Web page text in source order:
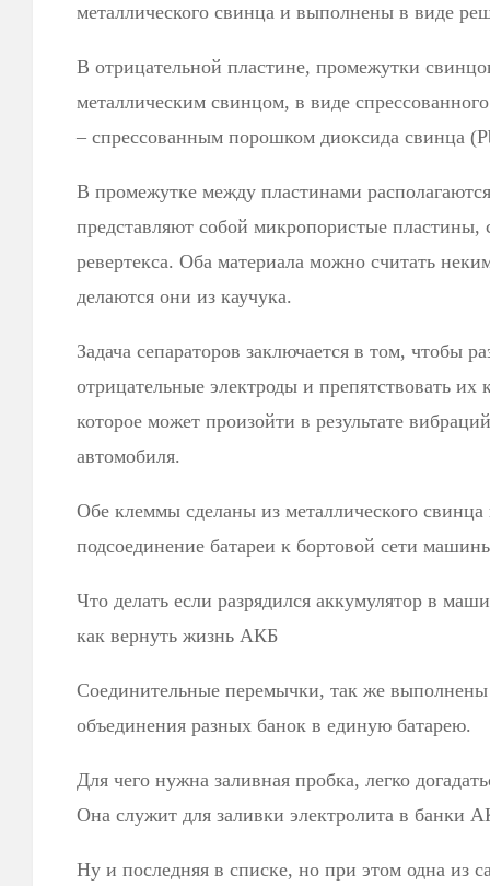
металлического свинца и выполнены в виде
В отрицательной пластине, промежутки
металлическим свинцом, в виде
– спрессованным порошком диоксида свинца
В промежутке между пластинами
представляют собой микропористые пластины,
ревертекса. Оба материала можно считать
делаются они из каучука.
Задача сепараторов заключается в том, чтобы
отрицательные электроды и препятствовать
которое может произойти в результате
автомобиля.
Обе клеммы сделаны из металлического свинца
подсоединение батареи к бортовой сети
Что делать если разрядился аккумулятор в
как вернуть жизнь АКБ
Соединительные перемычки, так же
объединения разных банок в единую батарею.
Для чего нужна заливная пробка, легко
Она служит для заливки электролита в банки
Ну и последняя в списке, но при этом одна из